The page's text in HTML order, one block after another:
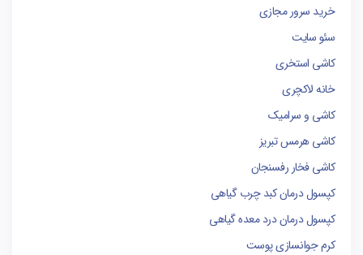
خرید سرور مجازی
سئو سایت
کاشی استخری
خانه لاکچری
کاشی و سرامیک
کاشی هرمس تبریز
کاشی فخار رفسنجان
کپسول درمان کبد چرب گیاهی
کپسول درمان درد معده گیاهی
کرم جوانسازی پوست